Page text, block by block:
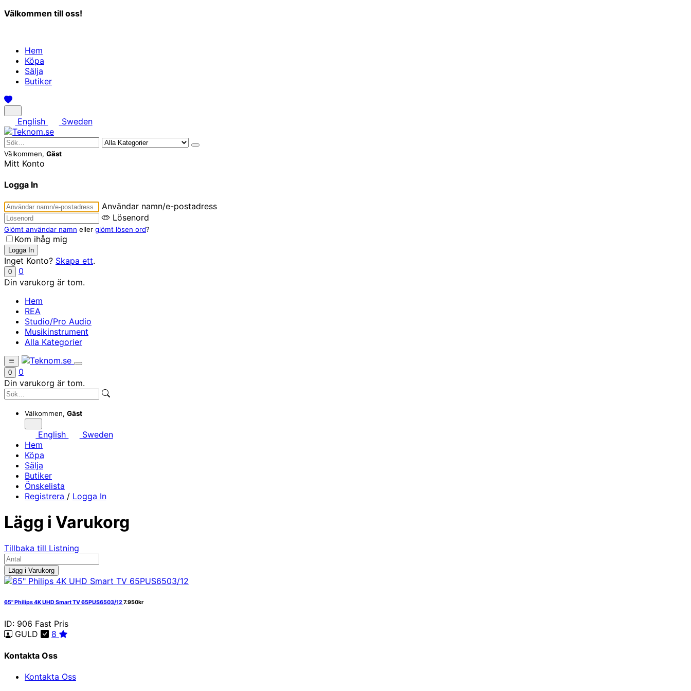
Välkommen till oss!
Hem
Köpa
Sälja
Butiker
English Sweden
Välkommen, Gäst
Mitt Konto
Logga In
Användar namn/e-postadress
Lösenord
Glömt användar namn eller glömt lösen ord?
Kom ihåg mig
Inget Konto? Skapa ett.
0
0
Din varukorg är tom.
Hem
REA
Studio/Pro Audio
Musikinstrument
Alla Kategorier
0
0
Din varukorg är tom.
Välkommen, Gäst
English
Sweden
Hem
Köpa
Sälja
Butiker
Önskelista
Registrera / Logga In
Lägg i Varukorg
Tillbaka till Listning
Lägg i Varukorg
65" Philips 4K UHD Smart TV 65PUS6503/127.950kr
ID: 906 Fast Pris
GULD
8
Kontakta Oss
Kontakta Oss